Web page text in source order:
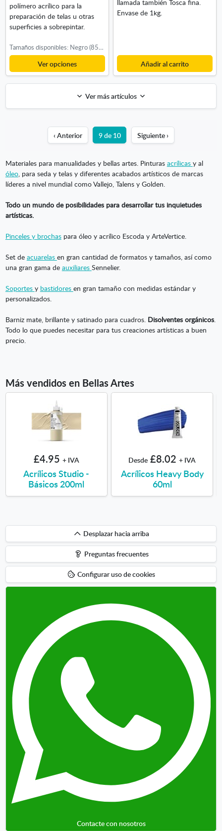
polímero acrílico para la
preparación de telas u otras
superficies a sobrepintar.
Tamaños disponibles: Negro (85ml), Blanco (240ml), Blanco (750ml)
Ver opciones
llamada también Tosca fina.
Envase de 1kg.
Añadir al carrito
Ver más artículos
‹ Anterior 9 de 10 Siguiente ›
Materiales para manualidades y bellas artes. Pinturas acrílicas y al
óleo, para seda y telas y diferentes acabados artísticos de marcas
líderes a nivel mundial como Vallejo, Talens y Golden.
Todo un mundo de posibilidades para desarrollar tus inquietudes
artísticas.
Pinceles y brochaspara óleo y acrílico Escoda y ArteVertice.
Set de acuarelas en gran cantidad de formatos y tamaños, así como
una gran gama de auxiliares Sennelier.
Soportes y bastidores en gran tamaño con medidas estándar y
personalizados.
Barniz mate, brillante y satinado para cuadros. Disolventes orgánicos.
Todo lo que puedes necesitar para tus creaciones artísticas a buen
precio.
Más vendidos en Bellas Artes
£4.95 + IVA
Acrílicos Studio -
Básicos 200ml
Desde £8.02 + IVA
Acrílicos Heavy Body
60ml
Desplazar
hacia
arriba
Desplazar hacia arriba
Preguntas frecuentes
Configurar uso de cookies
Contacte con nosotros